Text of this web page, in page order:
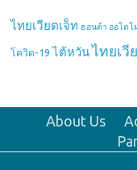
ไทยเวียตเจ็ท ฮอนด้า ออโตโ
โควิด-19 ไต้หวัน ไทยเวี
About Us